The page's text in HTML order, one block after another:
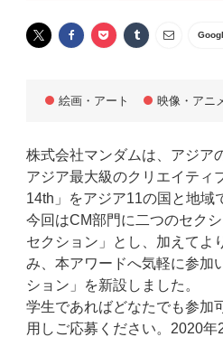
絵画・アート 映像・アニ
株式会社マンダムは、アジア
アジア最大級のクリエイティ
14th」をアジア11の国と地域
今回はCM部門に二つのセク
セクション」とし、加えてよ
み、本アワードへ気軽に参加
ション」を新設しました。
学生であればどなたでも参加
用しご応募ください。2020